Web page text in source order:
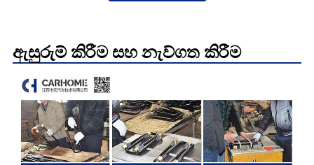
ඇසුරුම් කිරීම සහ නැව්ගත කිරීම